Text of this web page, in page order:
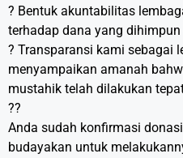
? Bentuk akuntabilitas
terhadap dana yang
? Transparansi kami sebagai
menyampaikan amanah
mustahik telah dilakukan
??
Anda sudah konfirmasi
budayakan untuk